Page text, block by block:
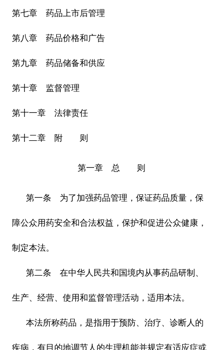
第七章 药品上市后管理
第八章 药品价格和广告
第九章 药品储备和供应
第十章 监督管理
第十一章 法律责任
第十二章 附 则
第一章 总 则
第一条 为了加强药品管理，保证药品质量，保
障公众用药安全和合法权益，保护和促进公众健康，
制定本法。
第二条 在中华人民共和国境内从事药品研制、
生产、经营、使用和监督管理活动，适用本法。
本法所称药品，是指用于预防、治疗、诊断人的
疾病，有目的地调节人的生理机能并规定有适应症或